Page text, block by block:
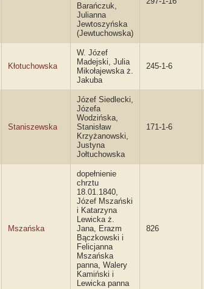
Barańczuk,
Julianna
Jewtoszyńska
(Jewtuchowska)
Kłotuchowska
W. Józef
Madejski, Julia
Mikołajewska ż.
Jakuba
245-1-6
Staniszewska
Józef Siedlecki,
Józefa
Wodzińska,
Stanisław
Krzyżanowski,
Justyna
Jołtuchowska
171-1-6
Mszańska
dopełnienie
chrztu
18.01.1840,
Józef Mszański
i Katarzyna
Lewicka ż.
Jana, Erazm
Bączkowski i
Felicjanna
Mszańska
panna, Walery
Kamiński i
Lewicka panna
826